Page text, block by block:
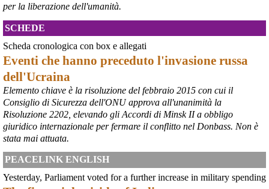
@peacelink - 6/8/2026 21:45
borsaitaliana.it/borsa/notizie
Si sta ragionando su un piano B per Taranto dopo la chiusura
dell’area a caldo dell’ILVA?
@peacelink - 6/8/2026 21:41
cronachetarantine.it/index.php
per la liberazione dell'umanità.
SCHEDE
Scheda cronologica con box e allegati
Eventi che hanno preceduto l'invasione russa
dell'Ucraina
Elemento chiave è la risoluzione del febbraio 2015 con cui il
Consiglio di Sicurezza dell'ONU approva all'unanimità la
Risoluzione 2202, elevando gli Accordi di Minsk II a obbligo
giuridico internazionale per fermare il conflitto nel Donbass. Non è
stata mai attuata.
PEACELINK ENGLISH
Yesterday, Parliament voted for a further increase in military spending